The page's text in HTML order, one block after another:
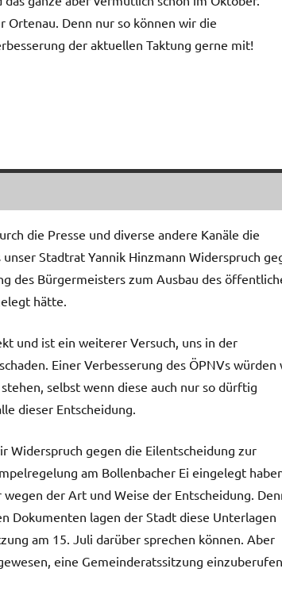
Denn nur so können wir die
der aktuellen Taktung gerne mit!
die Presse und diverse andere Kanäle die
unser Stadtrat Yannik Hinzmann Widerspruch
des Bürgermeisters zum Ausbau des
hätte.
und ist ein weiterer Versuch, uns in der
Einer Verbesserung des ÖPNVs würden
selbst wenn diese auch nur so dürftig
dieser Entscheidung.
Widerspruch gegen die Eilentscheidung zur
am Bollenbacher Ei eingelegt
wegen der Art und Weise der Entscheidung.
Dokumenten lagen der Stadt diese Unterlagen
am 15. Juli darüber sprechen können. Aber
eine Gemeinderatssitzung